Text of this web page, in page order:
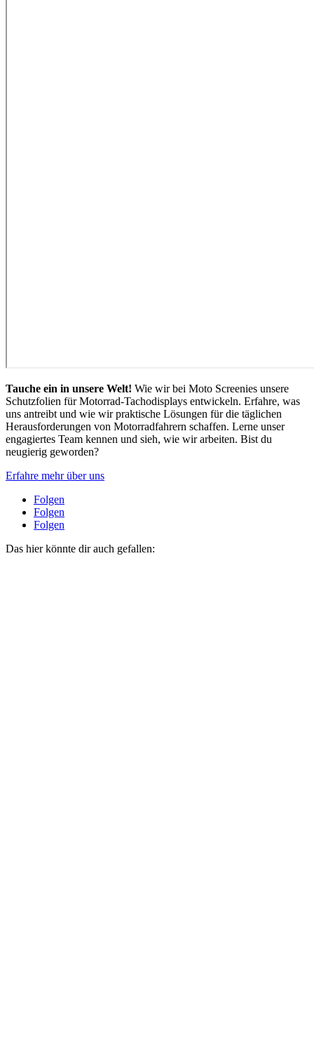
Tauche ein in unsere Welt! Wie wir bei Moto Screenies unsere
Schutzfolien für Motorrad-Tachodisplays entwickeln. Erfahre, was
uns antreibt und wie wir praktische Lösungen für die täglichen
Herausforderungen von Motorradfahrern schaffen. Lerne unser
engagiertes Team kennen und sieh, wie wir arbeiten. Bist du
neugierig geworden?
Erfahre mehr über uns
Folgen
Folgen
Folgen
Das hier könnte dir auch gefallen: